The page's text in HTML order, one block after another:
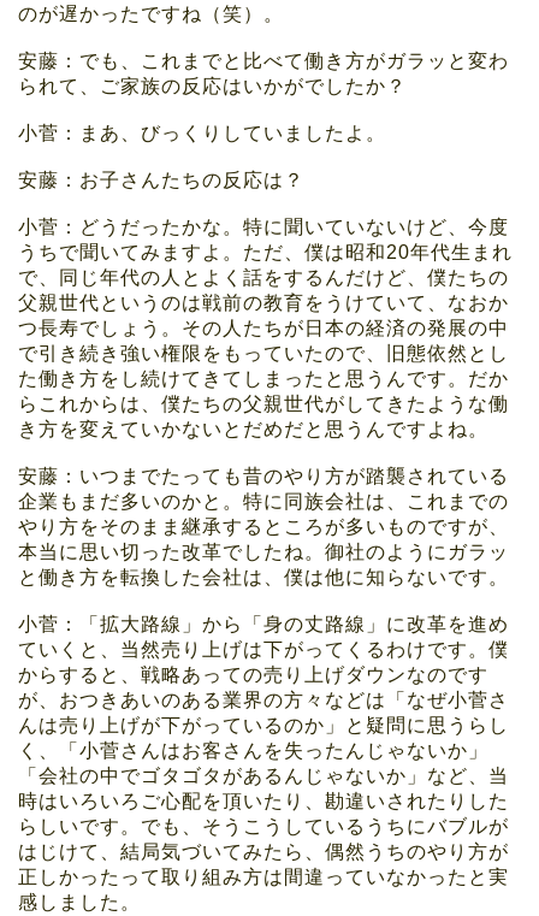
のが遅かったですね（笑）。
安藤：でも、これまでと比べて働き方がガラッと変わ
られて、ご家族の反応はいかがでしたか？
小菅：まあ、びっくりしていましたよ。
安藤：お子さんたちの反応は？
小菅：どうだったかな。特に聞いていないけど、今度
うちで聞いてみますよ。ただ、僕は昭和20年代生まれ
で、同じ年代の人とよく話をするんだけど、僕たちの
父親世代というのは戦前の教育をうけていて、なおか
つ長寿でしょう。その人たちが日本の経済の発展の中
で引き続き強い権限をもっていたので、旧態依然とし
た働き方をし続けてきてしまったと思うんです。だか
らこれからは、僕たちの父親世代がしてきたような働
き方を変えていかないとだめだと思うんですよね。
安藤：いつまでたっても昔のやり方が踏襲されている
企業もまだ多いのかと。特に同族会社は、これまでの
やり方をそのまま継承するところが多いものですが、
本当に思い切った改革でしたね。御社のようにガラッ
と働き方を転換した会社は、僕は他に知らないです。
小菅：「拡大路線」から「身の丈路線」に改革を進め
ていくと、当然売り上げは下がってくるわけです。僕
からすると、戦略あっての売り上げダウンなのです
が、おつきあいのある業界の方々などは「なぜ小菅さ
んは売り上げが下がっているのか」と疑問に思うらし
く、「小菅さんはお客さんを失ったんじゃないか」
「会社の中でゴタゴタがあるんじゃないか」など、当
時はいろいろご心配を頂いたり、勘違いされたりした
らしいです。でも、そうこうしているうちにバブルが
はじけて、結局気づいてみたら、偶然うちのやり方が
正しかったって取り組み方は間違っていなかったと実
感しました。